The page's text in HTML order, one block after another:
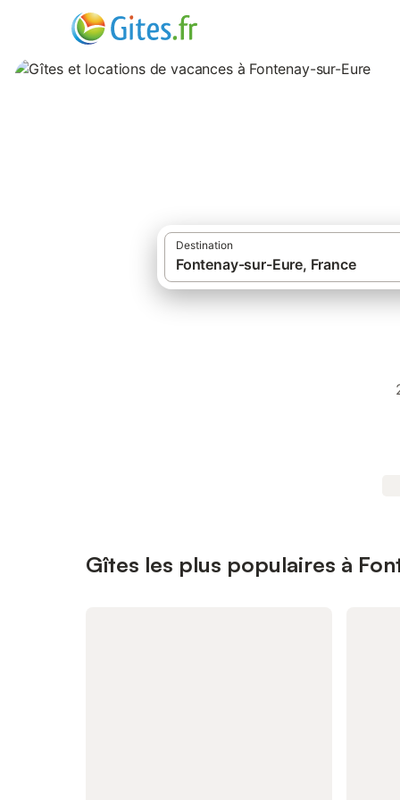
Destination
Gîtes les plus populaires à